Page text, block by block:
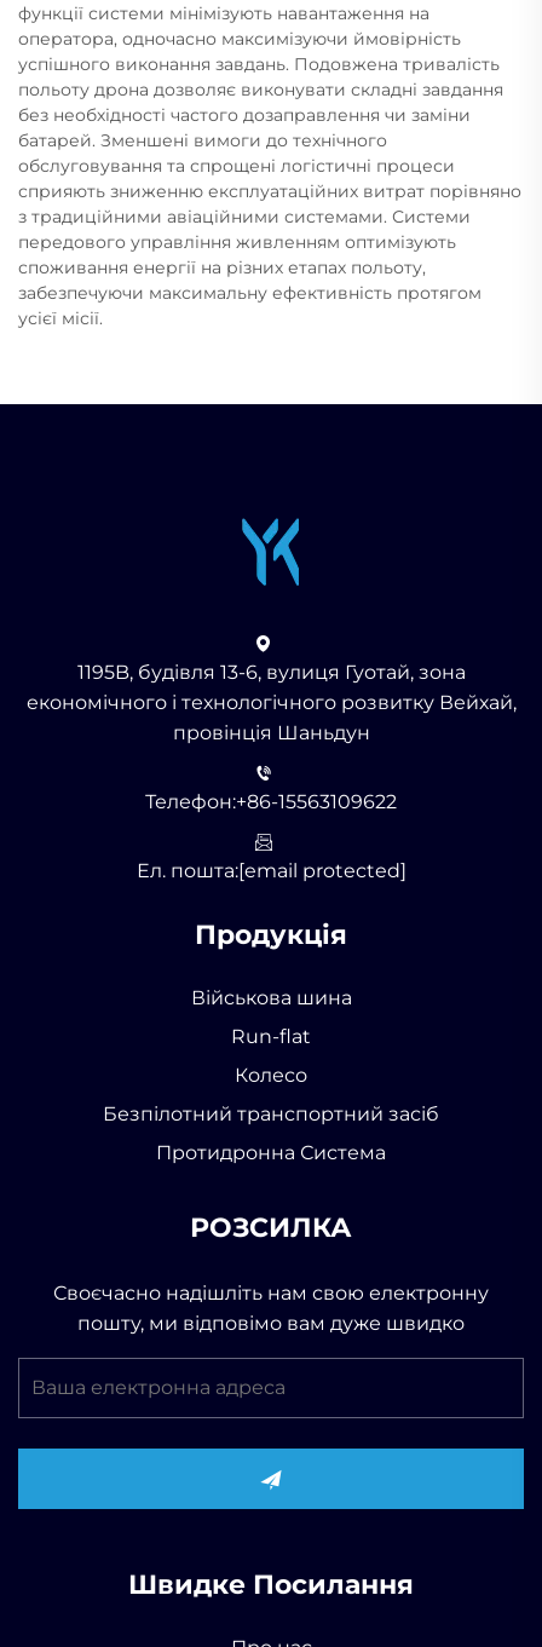
функції системи мінімізують навантаження на
оператора, одночасно максимізуючи ймовірність
успішного виконання завдань. Подовжена тривалість
польоту дронa дозволяє виконувати складні завдання
без необхідності частого дозаправлення чи заміни
батарей. Зменшені вимоги до технічного
обслуговування та спрощені логістичні процеси
сприяють зниженню експлуатаційних витрат порівняно
з традиційними авіаційними системами. Системи
передового управління живленням оптимізують
споживання енергії на різних етапах польоту,
забезпечуючи максимальну ефективність протягом
усієї місії.
1195B, будівля 13-6, вулиця Гуотай, зона
економічного і технологічного розвитку Вейхай,
провінція Шаньдун
Телефон:+86-15563109622
Ел. пошта:[email protected]
Продукція
Військова шина
Run-flat
Колесо
Безпілотний транспортний засіб
Протидронна Система
РОЗСИЛКА
Своєчасно надішліть нам свою електронну
пошту, ми відповімо вам дуже швидко
Швидке Посилання